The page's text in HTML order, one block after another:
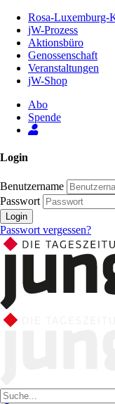
Inhalt
Seite
Rosa-Luxemburg-
jW-Prozess
Aktionsbüro
Genossenschaft
Veranstaltungen
jW-Shop
Abo
Spende
Login
Benutzername
Passwort
Login
Passwort vergessen?